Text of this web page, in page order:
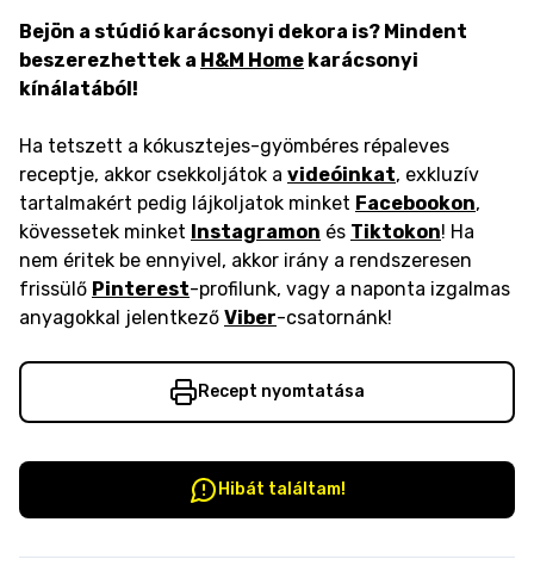
Bejön a stúdió karácsonyi dekora is? Mindent
beszerezhettek a H&M Home karácsonyi
kínálatából!
Ha tetszett a kókusztejes-gyömbéres répaleves
receptje, akkor csekkoljátok a videóinkat, exkluzív
tartalmakért pedig lájkoljatok minket Facebookon,
kövessetek minket Instagramon és Tiktokon! Ha
nem éritek be ennyivel, akkor irány a rendszeresen
frissülő Pinterest-profilunk, vagy a naponta izgalmas
anyagokkal jelentkező Viber-csatornánk!
Recept nyomtatása
Hibát találtam!